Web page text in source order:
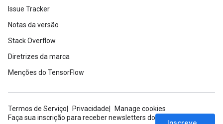
Issue Tracker
Notas da versão
Stack Overflow
Diretrizes da marca
Menções do TensorFlow
Termos de Serviço Privacidade
Manage cookies
Faça sua inscrição para receber newsletters do